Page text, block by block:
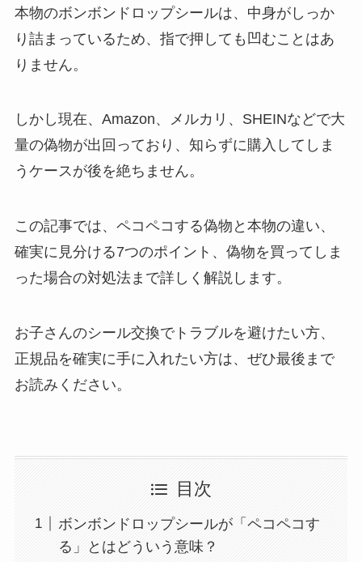
本物のボンボンドロップシールは、中身がしっか
り詰まっているため、指で押しても凹むことはあ
りません。
しかし現在、Amazon、メルカリ、SHEINなどで大
量の偽物が出回っており、知らずに購入してしま
うケースが後を絶ちません。
この記事では、ペコペコする偽物と本物の違い、
確実に見分ける7つのポイント、偽物を買ってしま
った場合の対処法まで詳しく解説します。
お子さんのシール交換でトラブルを避けたい方、
正規品を確実に手に入れたい方は、ぜひ最後まで
お読みください。
目次
ボンボンドロップシールが「ペコペコす
る」とはどういう意味？